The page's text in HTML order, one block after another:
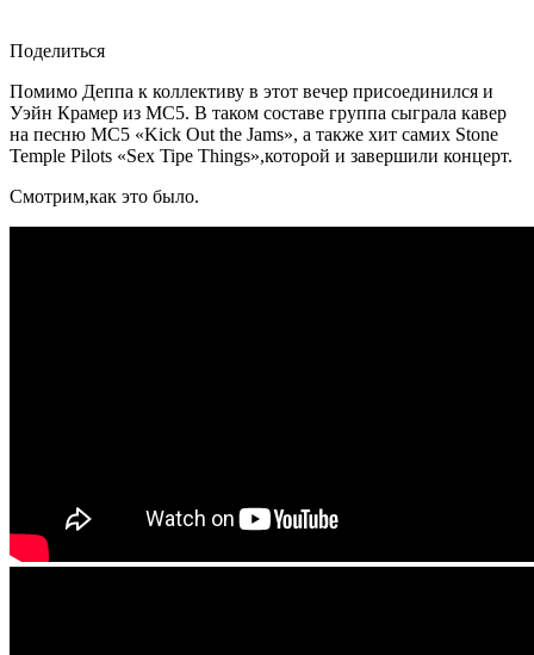
Поделиться
Помимо Деппа к коллективу в этот вечер присоединился и
Уэйн Крамер из MC5. В таком составе группа сыграла кавер
на песню MC5 «Kick Out the Jams», а также хит самих Stone
Temple Pilots «Sex Tipe Things»,которой и завершили концерт.
Смотрим,как это было.